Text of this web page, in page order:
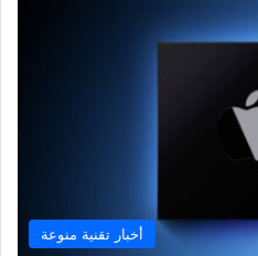
أخبار تقنية منوعة